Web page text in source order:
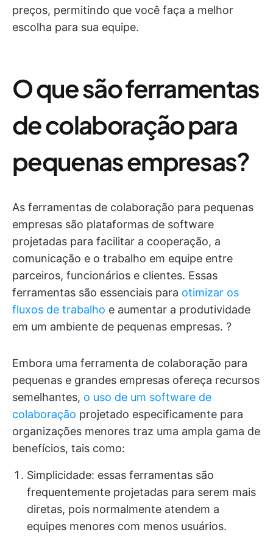
preços, permitindo que você faça a melhor
escolha para sua equipe.
O que são ferramentas
de colaboração para
pequenas empresas?
As ferramentas de colaboração para pequenas
empresas são plataformas de software
projetadas para facilitar a cooperação, a
comunicação e o trabalho em equipe entre
parceiros, funcionários e clientes. Essas
ferramentas são essenciais para otimizar os
fluxos de trabalho e aumentar a produtividade
em um ambiente de pequenas empresas. ?
Embora uma ferramenta de colaboração para
pequenas e grandes empresas ofereça recursos
semelhantes, o uso de um software de
colaboração projetado especificamente para
organizações menores traz uma ampla gama de
benefícios, tais como:
Simplicidade: essas ferramentas são
frequentemente projetadas para serem mais
diretas, pois normalmente atendem a
equipes menores com menos usuários.